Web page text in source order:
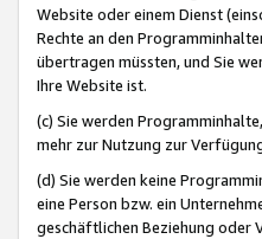
Website oder einem Dienst
Rechte an den
übertragen müssten, und Sie
Ihre Website ist.
(c) Sie werden
mehr zur Nutzung zur
(d) Sie werden keine
eine Person bzw. ein
geschäftlichen Beziehung oder